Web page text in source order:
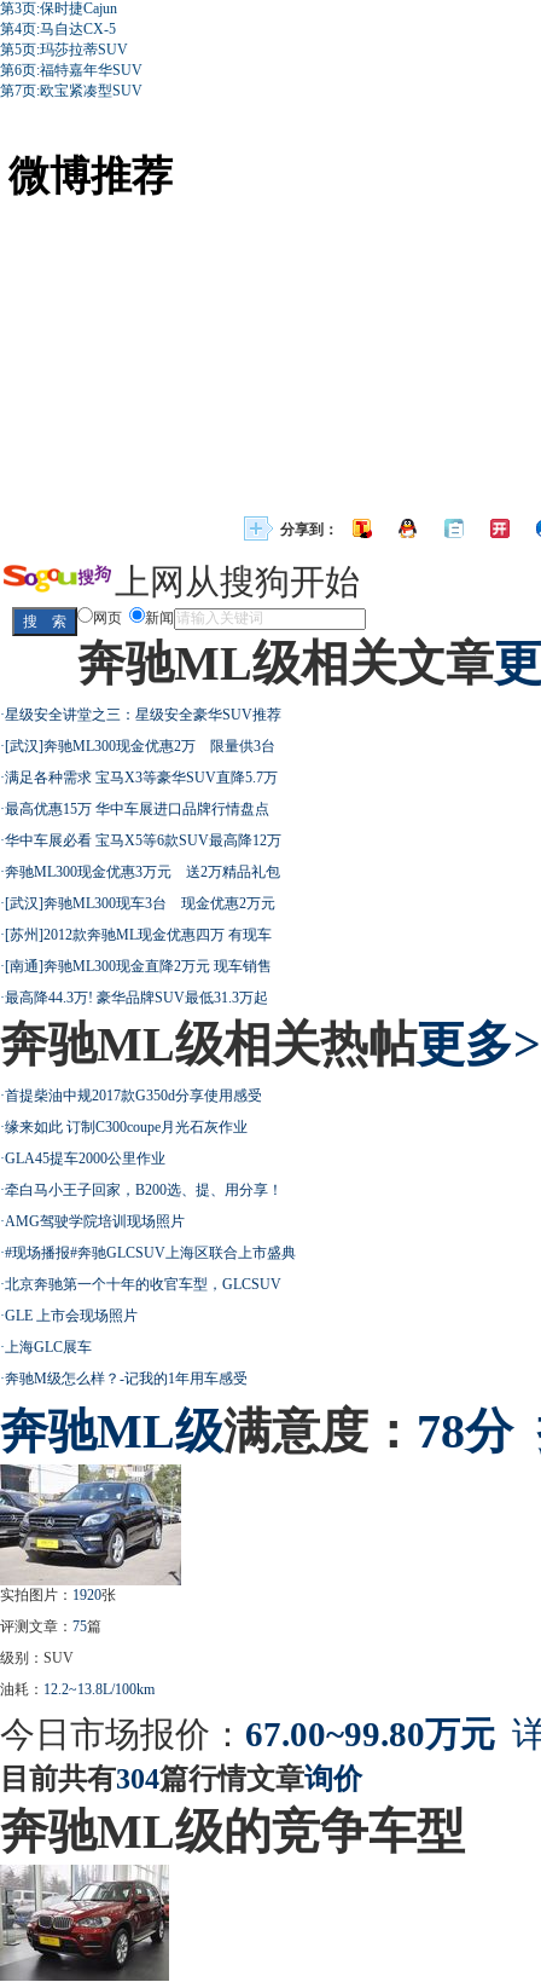
第3页:保时捷Cajun
第4页:马自达CX-5
第5页:玛莎拉蒂SUV
第6页:福特嘉年华SUV
第7页:欧宝紧凑型SUV
微博推荐
分享到：
上网从搜狗开始
网页 新闻
奔驰ML级相关文章
·星级安全讲堂之三：星级安全豪华SUV推荐
·[武汉]奔驰ML300现金优惠2万 限量供3台
·满足各种需求 宝马X3等豪华SUV直降5.7万
·最高优惠15万 华中车展进口品牌行情盘点
·华中车展必看 宝马X5等6款SUV最高降12万
·奔驰ML300现金优惠3万元 送2万精品礼包
·[武汉]奔驰ML300现车3台 现金优惠2万元
·[苏州]2012款奔驰ML现金优惠四万 有现车
·[南通]奔驰ML300现金直降2万元 现车销售
·最高降44.3万! 豪华品牌SUV最低31.3万起
奔驰ML级相关热帖更多
·首提柴油中规2017款G350d分享使用感受
·缘来如此 订制C300coupe月光石灰作业
·GLA45提车2000公里作业
·牵白马小王子回家，B200选、提、用分享！
·AMG驾驶学院培训现场照片
·#现场播报#奔驰GLCSUV上海区联合上市盛典
·北京奔驰第一个十年的收官车型，GLCSUV
·GLE 上市会现场照片
· 上海GLC展车
·奔驰M级怎么样？-记我的1年用车感受
奔驰ML级满意度： 78分
实拍图片： 1920张
评测文章： 75篇
级别：SUV
油耗： 12.2~13.8L/100km
今日市场报价： 67.00~99.80万元
目前共有304篇行情文章询价
奔驰ML级的竞争车型